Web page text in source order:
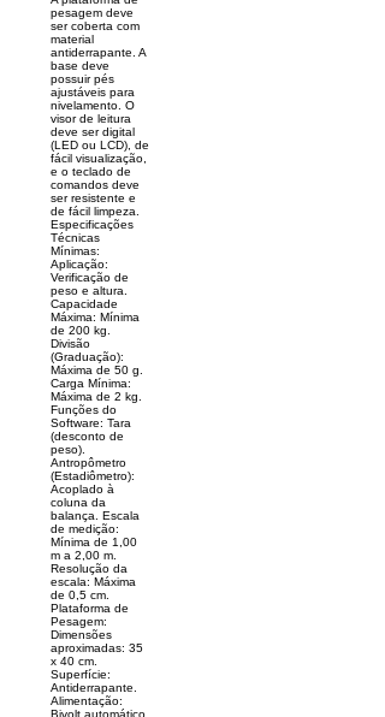
pesagem deve
ser coberta com
material
antiderrapante. A
base deve
possuir pés
ajustáveis para
nivelamento. O
visor de leitura
deve ser digital
(LED ou LCD), de
fácil visualização,
e o teclado de
comandos deve
ser resistente e
de fácil limpeza.
Especificações
Técnicas
Mínimas:
Aplicação:
Verificação de
peso e altura.
Capacidade
Máxima: Mínima
de 200 kg.
Divisão
(Graduação):
Máxima de 50 g.
Carga Mínima:
Máxima de 2 kg.
Funções do
Software: Tara
(desconto de
peso).
Antropômetro
(Estadiômetro):
Acoplado à
coluna da
balança. Escala
de medição:
Mínima de 1,00
m a 2,00 m.
Resolução da
escala: Máxima
de 0,5 cm.
Plataforma de
Pesagem:
Dimensões
aproximadas: 35
x 40 cm.
Superfície:
Antiderrapante.
Alimentação:
Bivolt automático